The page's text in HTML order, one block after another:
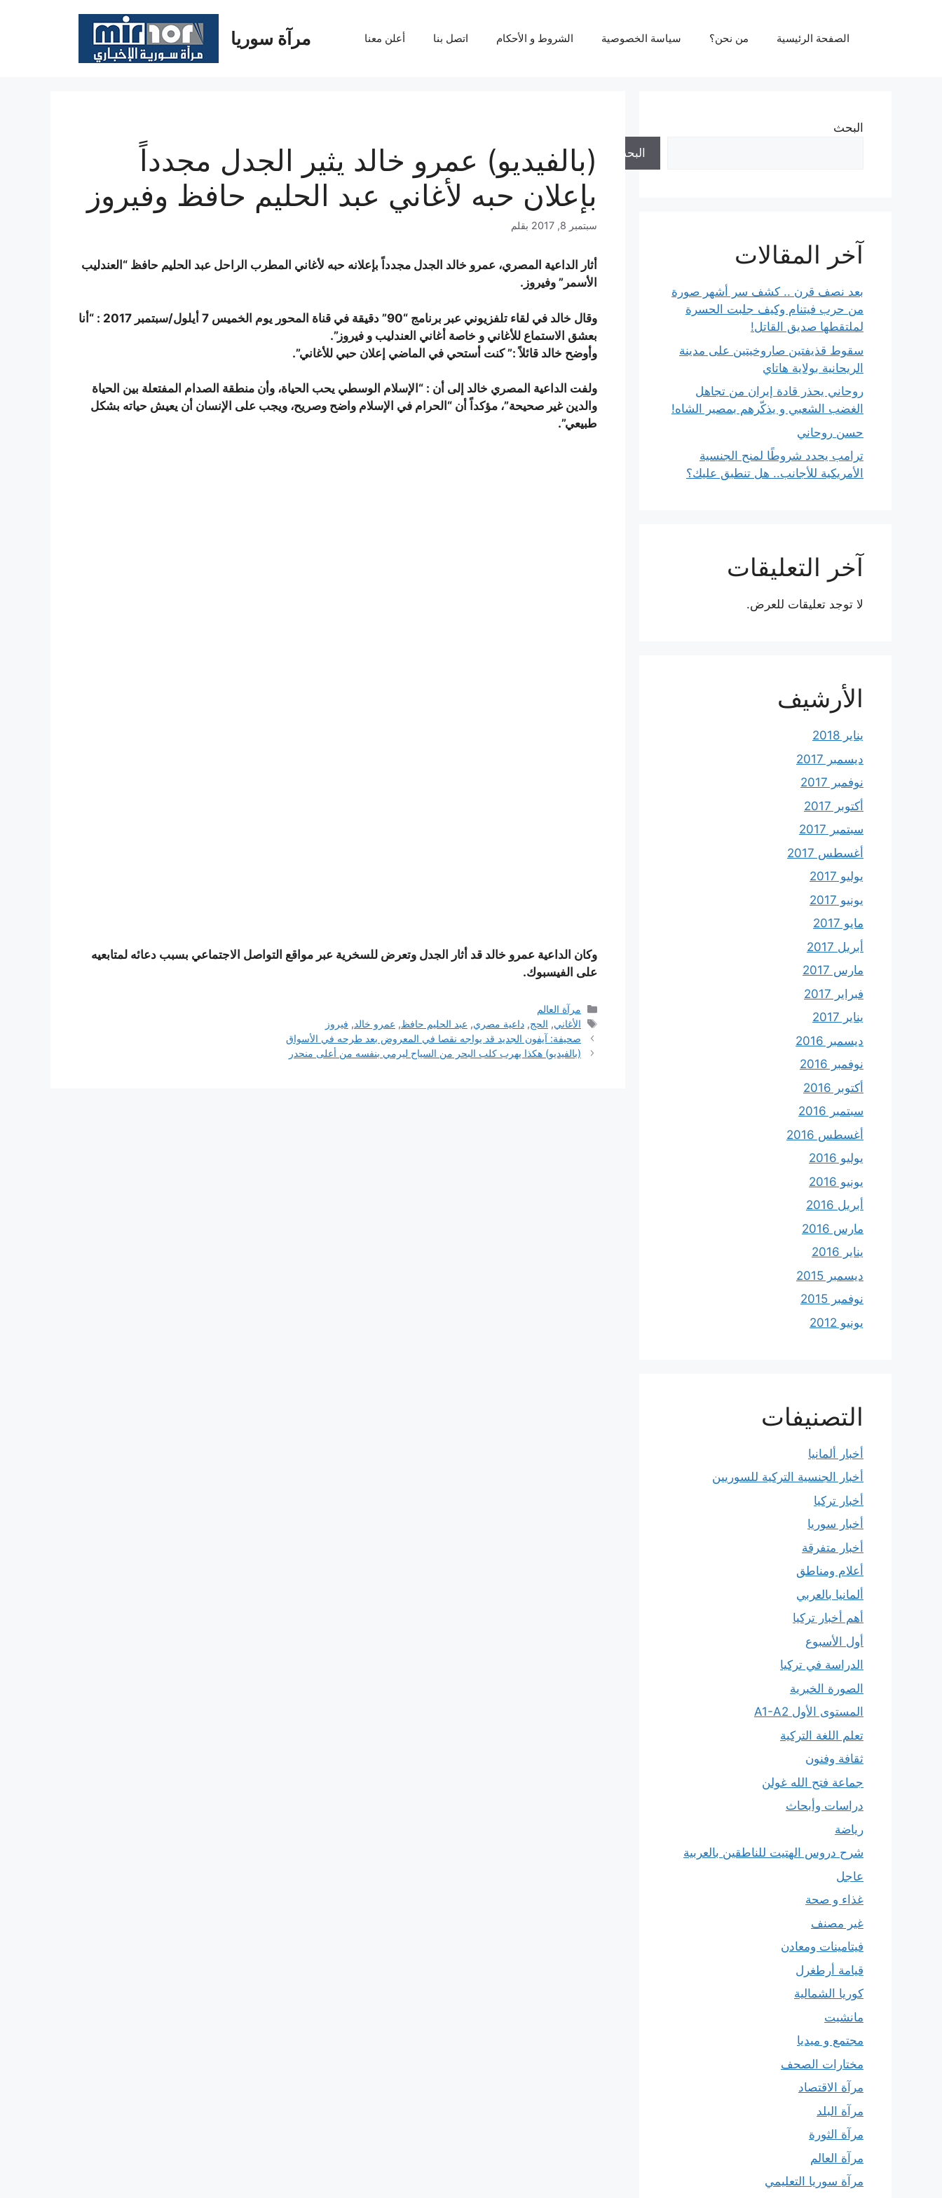
مرآة سوريا الصفحة الرئيسية من نحن؟ سياسة الخصوصية الشروط و الأحكام اتصل بنا أعلن معنا
(بالفيديو) عمرو خالد يثير الجدل مجدداً
بإعلان حبه لأغاني عبد الحليم حافظ وفيروز
سبتمبر 8, 2017 بقلم
أثار الداعية المصري، عمرو خالد الجدل مجدداً بإعلانه حبه لأغاني المطرب الراحل عبد الحليم حافظ “العندليب
الأسمر” وفيروز.
وقال خالد في لقاء تلفزيوني عبر برنامج “90” دقيقة في قناة المحور يوم الخميس 7 أيلول/سبتمبر 2017 : “أنا
بعشق الاستماع للأغاني و خاصة أغاني العندليب و فيروز”.
وأوضح خالد قائلاً :” كنت أستحي في الماضي إعلان حبي للأغاني”.
ولفت الداعية المصري خالد إلى أن : “الإسلام الوسطي يحب الحياة، وأن منطقة الصدام المفتعلة بين الحياة
والدين غير صحيحة”، مؤكداً أن “الحرام في الإسلام واضح وصريح، ويجب على الإنسان أن يعيش حياته بشكل
طبيعي”.
وكان الداعية عمرو خالد قد أثار الجدل وتعرض للسخرية عبر مواقع التواصل الاجتماعي بسبب دعائه لمتابعيه
على الفيسبوك.
التصنيفات
مرآة العالم
الوسوم
الأغاني, الحج,داعية مصري, عبد الحليم حافظ, عمرو خالد, فيروز
صحيفة: آيفون الجديد قد يواجه نقصا في المعروض بعد طرحه في الأسواق
(بالفيديو) هكذا يهرب كلب البحر من السياح ليرمي بنفسه من أعلى منحدر
البحث
البحث
آخر المقالات
بعد نصف قرن .. كشف سر أشهر صورة
من حرب فيتنام وكيف جلبت الحسرة
لملتقطها صديق القاتل!
سقوط قذيفتين صاروخيتين على مدينة
الريحانية بولاية هاتاي
روحاني يحذر قادة إيران من تجاهل
الغضب الشعبي و يذكّرهم بمصير الشاه!
حسن روحاني
ترامب يحدد شروطًا لمنح الجنسية
الأمريكية للأجانب.. هل تنطبق عليك؟
آخر التعليقات
لا توجد تعليقات للعرض.
الأرشيف
يناير 2018
ديسمبر 2017
نوفمبر 2017
أكتوبر 2017
سبتمبر 2017
أغسطس 2017
يوليو 2017
يونيو 2017
مايو 2017
أبريل 2017
مارس 2017
فبراير 2017
يناير 2017
ديسمبر 2016
نوفمبر 2016
أكتوبر 2016
سبتمبر 2016
أغسطس 2016
يوليو 2016
يونيو 2016
أبريل 2016
مارس 2016
يناير 2016
ديسمبر 2015
نوفمبر 2015
يونيو 2012
التصنيفات
أخبار ألمانيا
أخبار الجنسية التركية للسوريين
أخبار تركيا
أخبار سوريا
أخبار متفرقة
أعلام ومناطق
ألمانيا بالعربي
أهم أخبار تركيا
أول الأسبوع
الدراسة في تركيا
الصورة الخبرية
المستوى الأول A1-A2
تعلم اللغة التركية
ثقافة وفنون
جماعة فتح الله غولن
دراسات وأبحاث
رياضة
شرح دروس الهتيت للناطقين بالعربية
عاجل
غذاء و صحة
غير مصنف
فيتامينات ومعادن
قيامة أرطغرل
كوريا الشمالية
مانشيت
مجتمع و ميديا
مختارات الصحف
مرآة الاقتصاد
مرآة البلد
مرآة الثورة
مرآة العالم
مرآة سوريا التعليمي